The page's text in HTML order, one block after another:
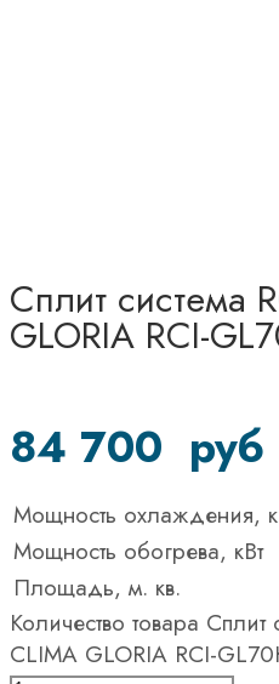
Сплит система
GLORIA RCI-
84 700 руб
Мощность охлаждения,
Мощность обогрева, кВт
Площадь, м. кв.
Количество товара Сплит
CLIMA GLORIA RCI-